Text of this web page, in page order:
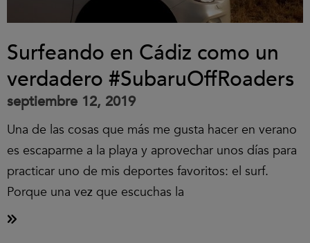
Surfeando en Cádiz como un
verdadero #SubaruOffRoaders
septiembre 12, 2019
Una de las cosas que más me gusta hacer en verano
es escaparme a la playa y aprovechar unos días para
practicar uno de mis deportes favoritos: el surf.
Porque una vez que escuchas la